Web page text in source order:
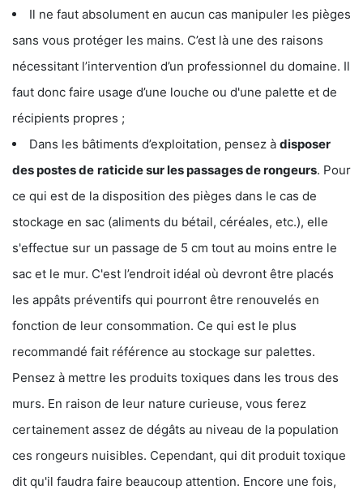
Il ne faut absolument en aucun cas manipuler les pièges
sans vous protéger les mains. C’est là une des raisons
nécessitant l’intervention d’un professionnel du domaine. Il
faut donc faire usage d’une louche ou d'une palette et de
récipients propres ;
Dans les bâtiments d’exploitation, pensez à disposer
des postes de raticide sur les passages de rongeurs. Pour
ce qui est de la disposition des pièges dans le cas de
stockage en sac (aliments du bétail, céréales, etc.), elle
s'effectue sur un passage de 5 cm tout au moins entre le
sac et le mur. C'est l’endroit idéal où devront être placés
les appâts préventifs qui pourront être renouvelés en
fonction de leur consommation. Ce qui est le plus
recommandé fait référence au stockage sur palettes.
Pensez à mettre les produits toxiques dans les trous des
murs. En raison de leur nature curieuse, vous ferez
certainement assez de dégâts au niveau de la population
ces rongeurs nuisibles. Cependant, qui dit produit toxique
dit qu'il faudra faire beaucoup attention. Encore une fois,